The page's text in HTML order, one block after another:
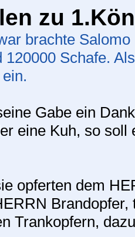
zu
brachte
120000 Schafe.
Gabe ein
eine Kuh, so
opferten dem
Trankopfern,